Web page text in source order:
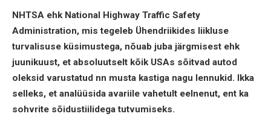
NHTSA ehk National Highway Traffic Safety
Administration, mis tegeleb Ühendriikides liikluse
turvalisuse küsimustega, nõuab juba järgmisest ehk
juunikuust, et absoluutselt kõik USAs sõitvad autod
oleksid varustatud nn musta kastiga nagu lennukid. Ikka
selleks, et analüüsida avariile vahetult eelnenut, ent ka
sohvrite sõidustiilidega tutvumiseks.